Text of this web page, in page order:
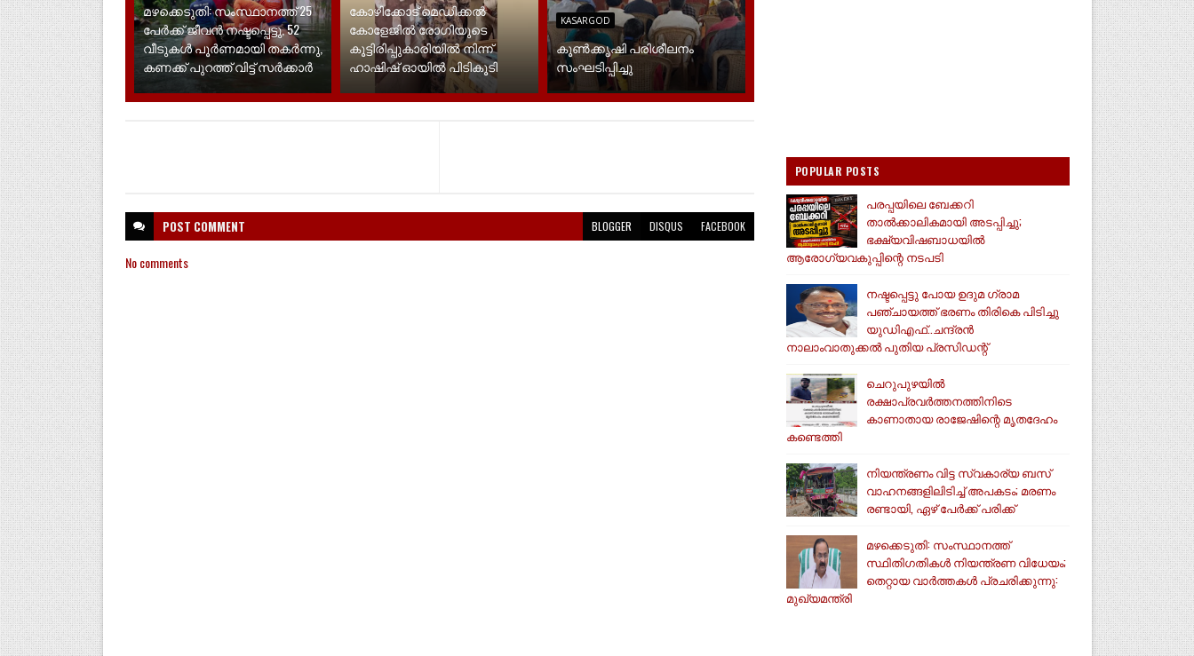
മഴക്കെടുതി: സംസ്ഥാനത്ത് 25
പേർക്ക് ജീവൻ നഷ്ടപ്പെട്ടു, 52
വീ‌ടുകൾ പൂർണമായി തകർന്നു,
കണക്ക് പുറത്ത് വിട്ട് സർക്കാർ
കോഴിക്കോട് മെഡിക്കൽ
കോളേജിൽ രോഗിയുടെ
കൂട്ടിരിപ്പുകാരിയിൽ നിന്ന്
ഹാഷിഷ് ഓയിൽ പിടികൂടി
KASARGOD
കൂൺക്കൃഷി പരിശീലനം
സംഘടിപ്പിച്ചു
POST COMMENT BLOGGER DISQUS FACEBOOK
No comments
POPULAR POSTS
പരപ്പയിലെ ബേക്കറി
താൽക്കാലികമായി അടപ്പിച്ചു;
ഭക്ഷ്യവിഷബാധയിൽ
ആരോഗ്യവകുപ്പിന്റെ നടപടി
നഷ്ടപ്പെട്ടു പോയ ഉദുമ ഗ്രാമ
പഞ്ചായത്ത് ഭരണം തിരികെ പിടിച്ചു
യുഡിഎഫ്..ചന്ദ്രൻ
നാലാംവാതുക്കൽ പുതിയ പ്രസിഡന്റ്
ചെറുപുഴയിൽ
രക്ഷാപ്രവർത്തനത്തിനിടെ
കാണാതായ രാജേഷിന്റെ മൃതദേഹം
കണ്ടെത്തി
നിയന്ത്രണം വിട്ട സ്വകാര്യ ബസ്
വാഹനങ്ങളിലിടിച്ച് അപകടം; മരണം
രണ്ടായി, ഏഴ് പേർക്ക് പരിക്ക്
മഴക്കെടുതി: സംസ്ഥാനത്ത്
സ്ഥിതിഗതികള്‍ നിയന്ത്രണ വിധേയം;
തെറ്റായ വാര്‍ത്തകള്‍ പ്രചരിക്കുന്നു:
മുഖ്യമന്ത്രി